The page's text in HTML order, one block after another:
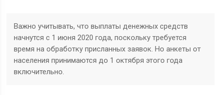
Важно учитывать, что выплаты денежных средств
начнутся с 1 июня 2020 года, поскольку требуется
время на обработку присланных заявок. Но анкеты от
населения принимаются до 1 октября этого года
включительно.